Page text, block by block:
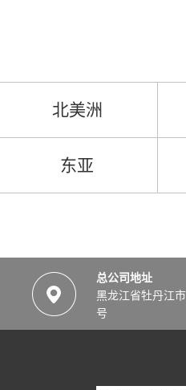
北美洲
东亚
总公司地址
黑龙江省牡丹江
号